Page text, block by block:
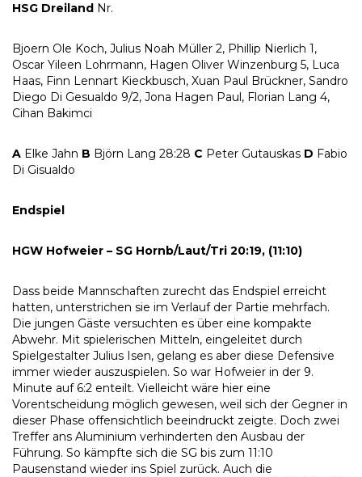
HSG Dreiland Nr.
Bjoern Ole Koch, Julius Noah Müller 2, Phillip Nierlich 1,
Oscar Yileen Lohrmann, Hagen Oliver Winzenburg 5, Luca
Haas, Finn Lennart Kieckbusch, Xuan Paul Brückner, Sandro
Diego Di Gesualdo 9/2, Jona Hagen Paul, Florian Lang 4,
Cihan Bakimci
A Elke Jahn B Björn Lang 28:28 C Peter Gutauskas D Fabio
Di Gisualdo
Endspiel
HGW Hofweier – SG Hornb/Laut/Tri 20:19, (11:10)
Dass beide Mannschaften zurecht das Endspiel erreicht
hatten, unterstrichen sie im Verlauf der Partie mehrfach.
Die jungen Gäste versuchten es über eine kompakte
Abwehr. Mit spielerischen Mitteln, eingeleitet durch
Spielgestalter Julius Isen, gelang es aber diese Defensive
immer wieder auszuspielen. So war Hofweier in der 9.
Minute auf 6:2 enteilt. Vielleicht wäre hier eine
Vorentscheidung möglich gewesen, weil sich der Gegner in
dieser Phase offensichtlich beeindruckt zeigte. Doch zwei
Treffer ans Aluminium verhinderten den Ausbau der
Führung. So kämpfte sich die SG bis zum 11:10
Pausenstand wieder ins Spiel zurück. Auch die